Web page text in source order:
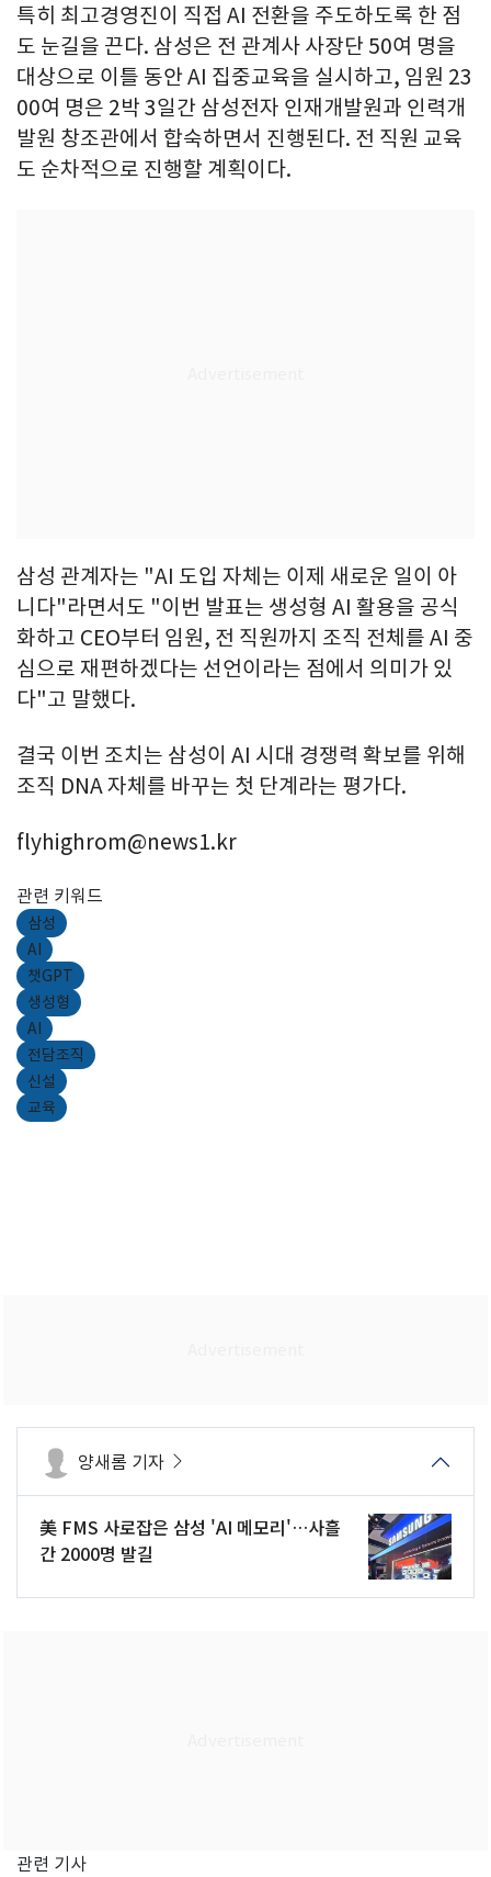
특히 최고경영진이 직접 AI 전환을 주도하도록 한 점
도 눈길을 끈다. 삼성은 전 관계사 사장단 50여 명을
대상으로 이틀 동안 AI 집중교육을 실시하고, 임원 23
00여 명은 2박 3일간 삼성전자 인재개발원과 인력개
발원 창조관에서 합숙하면서 진행된다. 전 직원 교육
도 순차적으로 진행할 계획이다.
삼성 관계자는 "AI 도입 자체는 이제 새로운 일이 아
니다"라면서도 "이번 발표는 생성형 AI 활용을 공식
화하고 CEO부터 임원, 전 직원까지 조직 전체를 AI 중
심으로 재편하겠다는 선언이라는 점에서 의미가 있
다"고 말했다.
결국 이번 조치는 삼성이 AI 시대 경쟁력 확보를 위해
조직 DNA 자체를 바꾸는 첫 단계라는 평가다.
flyhighrom@news1.kr
관련 키워드
삼성
AI
챗GPT
생성형
AI
전담조직
신설
교육
양새롬 기자
美 FMS 사로잡은 삼성 'AI 메모리'…사흘
간 2000명 발길
관련 기사